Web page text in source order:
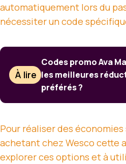
automatiquement lors du
nécessiter un code
À lire
Codes promo Ava
les meilleures
préférés ?
Pour réaliser des
achetant chez Wesco cette
explorer ces options et à